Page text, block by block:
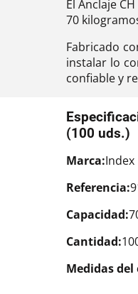
El Anclaje
70
Fabricado
instalar lo
confiable y
(100 uds.)
Marca:Index
Referencia:
Capacidad:
Cantidad:
Medidas